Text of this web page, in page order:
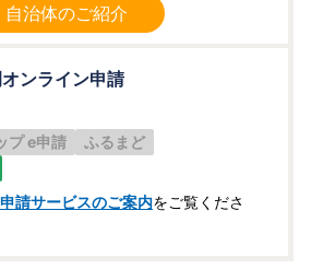
自治体のご紹介
ンライン申請
プ e申請
ふるまど
請サービスのご案内をご覧くださ